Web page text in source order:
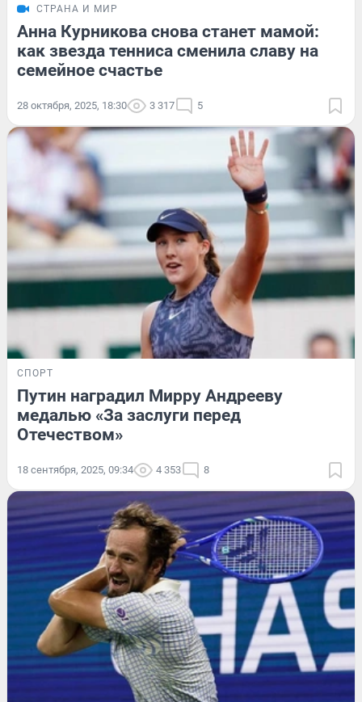
СТРАНА И МИР
Анна Курникова снова станет мамой:
как звезда тенниса сменила славу на
семейное счастье
28 октября, 2025, 18:30 3 317 5
СПОРТ
Путин наградил Мирру Андрееву
медалью «За заслуги перед
Отечеством»
18 сентября, 2025, 09:34 4 353 8